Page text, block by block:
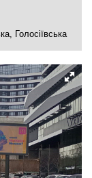
Голосіївська